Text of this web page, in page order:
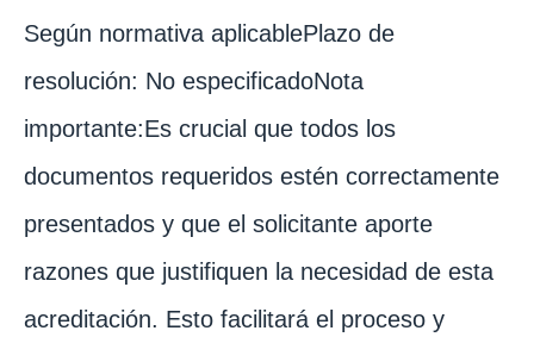
Según normativa aplicablePlazo de
resolución: No especificadoNota
importante:Es crucial que todos los
documentos requeridos estén correctamente
presentados y que el solicitante aporte
razones que justifiquen la necesidad de esta
acreditación. Esto facilitará el proceso y